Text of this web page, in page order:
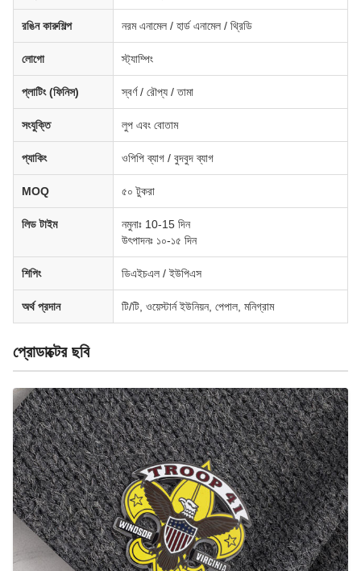
রঙিন কারুশিল্প নরম এনামেল / হার্ড এনামেল / থ্রিডি
লোগো স্ট্যাম্পিং
প্লাটিং (ফিনিস) স্বর্ণ / রৌপ্য / তামা
সংযুক্তি লুপ এবং বোতাম
প্যাকিং ওপিপি ব্যাগ / বুদবুদ ব্যাগ
MOQ ৫০ টুকরা
লিড টাইম
নমুনাঃ 10-15 দিন
উৎপাদনঃ ১০-১৫ দিন
শিপিং ডিএইচএল / ইউপিএস
অর্থ প্রদান টি/টি, ওয়েস্টার্ন ইউনিয়ন, পেপাল, মনিগ্রাম
প্রোডাক্টের ছবি